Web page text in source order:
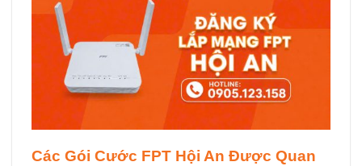
Các Gói Cước FPT Hội An Được Quan